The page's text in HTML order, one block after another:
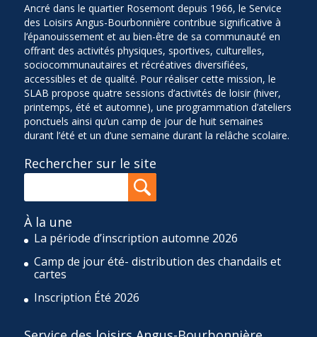
Ancré dans le quartier Rosemont depuis 1966, le Service
des Loisirs Angus-Bourbonnière contribue significative à
l’épanouissement et au bien-être de sa communauté en
offrant des activités physiques, sportives, culturelles,
sociocommunautaires et récréatives diversifiées,
accessibles et de qualité. Pour réaliser cette mission, le
SLAB propose quatre sessions d’activités de loisir (hiver,
printemps, été et automne), une programmation d’ateliers
ponctuels ainsi qu’un camp de jour de huit semaines
durant l’été et un d’une semaine durant la relâche scolaire.
Rechercher sur le site
À la une
La période d’inscription automne 2026
Camp de jour été- distribution des chandails et
cartes
Inscription Été 2026